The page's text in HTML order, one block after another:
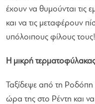
έχουν να θυμούνται τις
και να τις μεταφέρουν
υπόλοιπους φίλους τους!
Η μικρή
Ταξίδεψε από τη Ροδόπη
ώρα της στο Ρέντη και